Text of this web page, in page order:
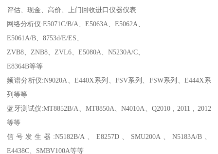
评估、现金、高价、上门回收进口仪器仪表
网络分析仪:E5071C/B/A、E5063A、E5062A、
E5061A/B、8753d/E/ES、
ZVB8、ZNB8、ZVL6、E5080A、N5230A/C、
E8364B等等
频谱分析仪:N9020A、E440X系列、FSV系列、FSW系列、E444X系
列等等
蓝牙测试仪:MT8852B/A、MT8850A、N4010A、Q2010，2011，2012
等等
信号发生器:N5182B/A、E8257D、SMU200A、N5183A/B、
E4438C、SMBV100A等等